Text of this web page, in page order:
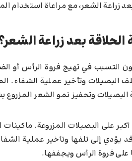
زراعة الشعر، مع مراعاة استخدام
بعد زراعة
التسبب في تهيج فروة الرأس أو
وتأخير عملية الشفاء.
البصيلات وتحفيز نمو الشعر
على البصيلات المزروعة. ماكينات
إلى تلفها وتأخير عملية
على فروة الرأس ويجففها.